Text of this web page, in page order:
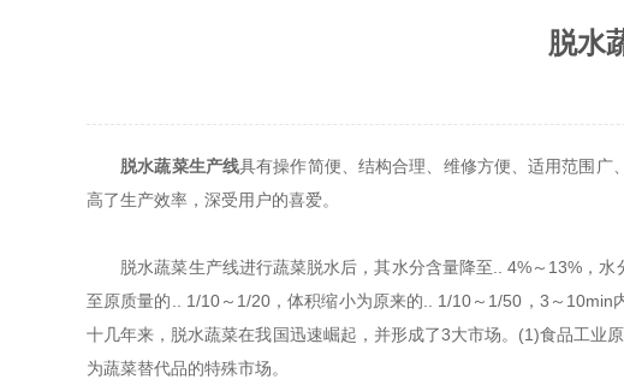
脱水
脱水蔬菜生产线具有操作简便、结构合理、维修方便、适用范围
高了生产效率，深受用户的喜爱。
脱水蔬菜生产线进行蔬菜脱水后，其水分含量降至.. 4%～13%，水
至原质量的.. 1/10～1/20，体积缩小为原来的.. 1/10～1/50，3～
十几年来，脱水蔬菜在我国迅速崛起，并形成了3大市场。(1)食品工
为蔬菜替代品的特殊市场。